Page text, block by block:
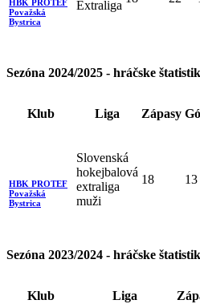
HBK PROTEF
Považská
Bystrica
Extraliga
Sezóna 2024/2025 - hráčske
Klub Liga Zápasy
HBK PROTEF
Považská
Bystrica
Slovenská
hokejbalová
extraliga
muži
18 13
Sezóna 2023/2024 - hráčske
Klub Liga